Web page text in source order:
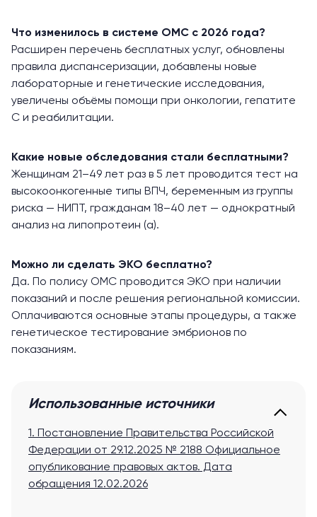
Что изменилось в системе ОМС с 2026 года?
Расширен перечень бесплатных услуг, обновлены
правила диспансеризации, добавлены новые
лабораторные и генетические исследования,
увеличены объёмы помощи при онкологии, гепатите
С и реабилитации.
Какие новые обследования стали бесплатными?
Женщинам 21–49 лет раз в 5 лет проводится тест на
высокоонкогенные типы ВПЧ, беременным из группы
риска — НИПТ, гражданам 18–40 лет — однократный
анализ на липопротеин (а).
Можно ли сделать ЭКО бесплатно?
Да. По полису ОМС проводится ЭКО при наличии
показаний и после решения региональной комиссии.
Оплачиваются основные этапы процедуры, а также
генетическое тестирование эмбрионов по
показаниям.
Использованные источники
1. Постановление Правительства Российской
Федерации от 29.12.2025 № 2188 Официальное
опубликование правовых актов. Дата
обращения 12.02.2026